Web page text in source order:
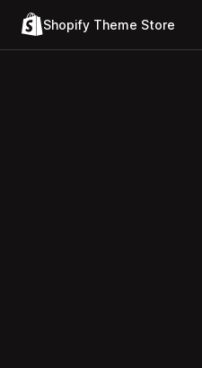
Shopify Theme Store